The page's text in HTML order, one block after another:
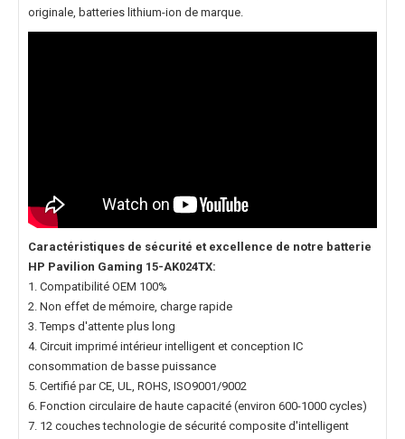
originale, batteries lithium-ion de marque.
Caractéristiques de sécurité et excellence de notre batterie
HP Pavilion Gaming 15-AK024TX:
1. Compatibilité OEM 100%
2. Non effet de mémoire, charge rapide
3. Temps d'attente plus long
4. Circuit imprimé intérieur intelligent et conception IC
consommation de basse puissance
5. Certifié par CE, UL, ROHS, ISO9001/9002
6. Fonction circulaire de haute capacité (environ 600-1000 cycles)
7. 12 couches technologie de sécurité composite d'intelligent